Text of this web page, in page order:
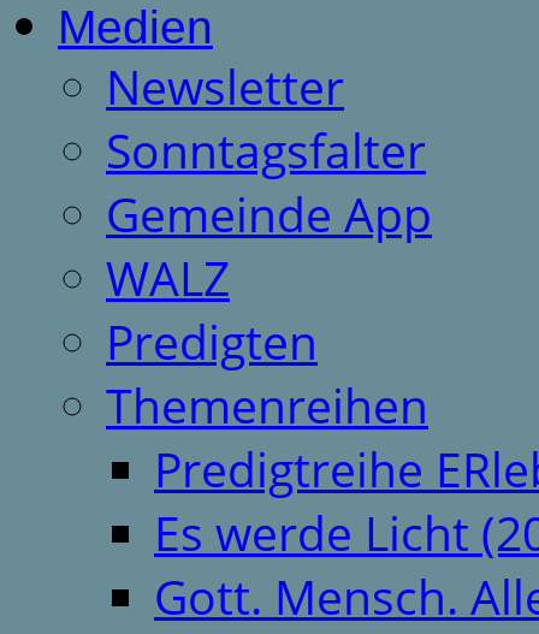
Medien
Newsletter
Sonntagsfalter
Gemeinde App
WALZ
Predigten
Themenreihen
Predigtreihe
Es werde Licht
Gott. Mensch.